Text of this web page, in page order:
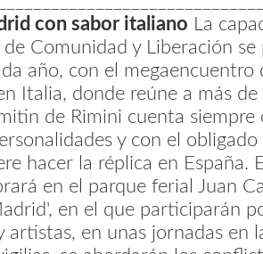
con sabor italiano La
Comunidad y Liberación se
año, con el megaencuentro
Italia, donde reúne a más
de Rimini cuenta siempre
y con el obligado
hacer la réplica en España.
en el parque ferial Juan
en el que participarán
artistas, en unas jornadas en